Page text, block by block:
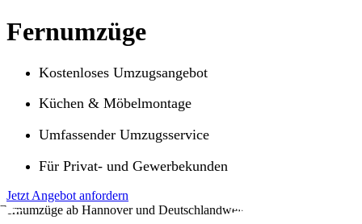
Fernumzüge
Kostenloses Umzugsangebot
Küchen & Möbelmontage
Umfassender Umzugsservice
Für Privat- und Gewerbekunden
Jetzt Angebot anfordern